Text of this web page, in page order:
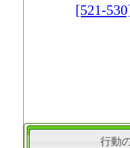
[521-
行動